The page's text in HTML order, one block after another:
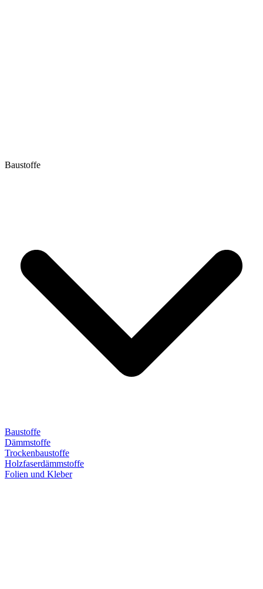
Baustoffe
Baustoffe
Dämmstoffe
Trockenbaustoffe
Holzfaserdämmstoffe
Folien und Kleber